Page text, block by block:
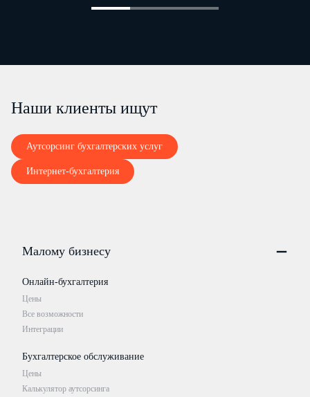
Наши клиенты ищут
Аутсорсинг бухгалтерских услуг
Интернет-бухгалтерия
Малому бизнесу
Онлайн-бухгалтерия
Цены
Все возможности
Интеграции
Бухгалтерское обслуживание
Цены
Калькулятор аутсорсинга